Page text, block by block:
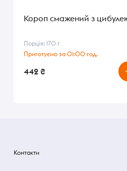
Короп смажений з
Порція: 170 г
Приготуємо за 01:00 год.
442 ₴
Контакти